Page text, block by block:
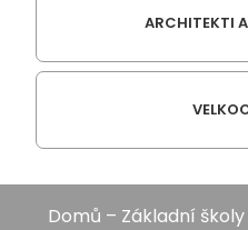
ARCHITEKTI
Domů – Základní školy